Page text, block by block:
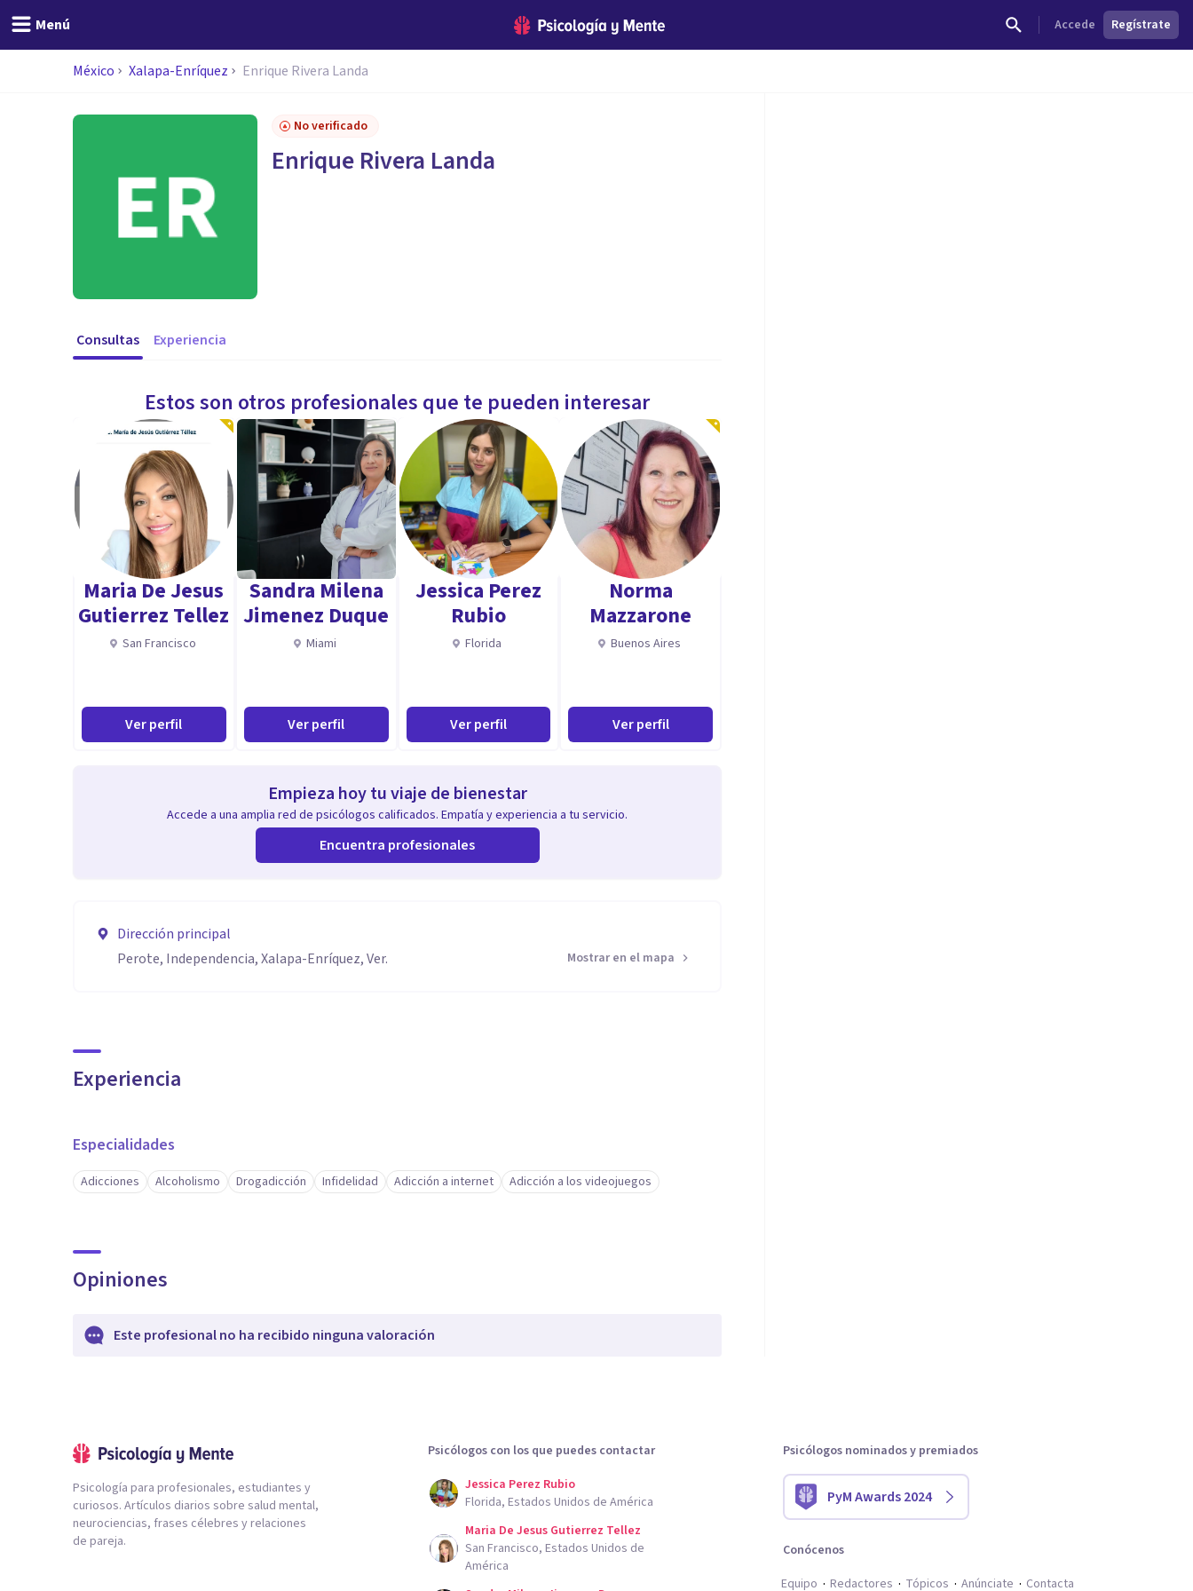
Menú Accede Regístrate
México Xalapa-Enríquez Enrique Rivera Landa
No verificado
Enrique Rivera Landa
Consultas Experiencia
Estos son otros profesionales que te pueden interesar
Maria De Jesus
Gutierrez Tellez
San Francisco
Ver perfil
Sandra Milena
Jimenez Duque
Miami
Ver perfil
Jessica Perez
Rubio
Florida
Ver perfil
Norma
Mazzarone
Buenos Aires
Ver perfil
Empieza hoy tu viaje de bienestar
Accede a una amplia red de psicólogos calificados. Empatía y experiencia a tu servicio.
Encuentra profesionales
Dirección principal
Perote, Independencia, Xalapa-Enríquez, Ver.
Mostrar en el mapa
Experiencia
Especialidades
Adicciones Alcoholismo Drogadicción Infidelidad Adicción a internet Adicción a los videojuegos
Opiniones
Este profesional no ha recibido ninguna valoración
Psicología para profesionales, estudiantes y
curiosos. Artículos diarios sobre salud mental,
neurociencias, frases célebres y relaciones
de pareja.
Psicólogos con los que puedes contactar
Jessica Perez Rubio
Florida, Estados Unidos de América
Maria De Jesus Gutierrez Tellez
San Francisco, Estados Unidos de
América
Psicólogos nominados y premiados
PyM Awards 2024
Conócenos
Equipo
Redactores Tópicos Anúnciate Contacta